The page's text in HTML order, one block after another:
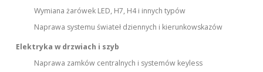
Wymiana żarówek LED, H7, H4 i innych typów
Naprawa systemu świateł dziennych i kierunkowskazów
Elektryka w drzwiach i szyb
Naprawa zamków centralnych i systemów keyless